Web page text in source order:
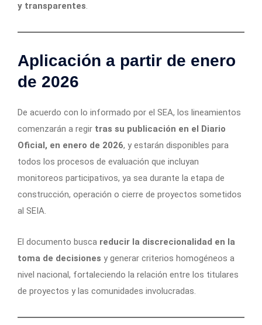
y transparentes.
Aplicación a partir de enero
de 2026
De acuerdo con lo informado por el SEA, los lineamientos
comenzarán a regir tras su publicación en el Diario
Oficial, en enero de 2026, y estarán disponibles para
todos los procesos de evaluación que incluyan
monitoreos participativos, ya sea durante la etapa de
construcción, operación o cierre de proyectos sometidos
al SEIA.
El documento busca reducir la discrecionalidad en la
toma de decisiones y generar criterios homogéneos a
nivel nacional, fortaleciendo la relación entre los titulares
de proyectos y las comunidades involucradas.